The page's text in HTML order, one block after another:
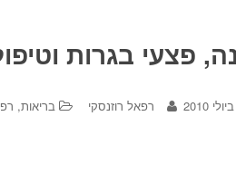
פצעי בגרות
רפאל רוזנסקי בריאות,